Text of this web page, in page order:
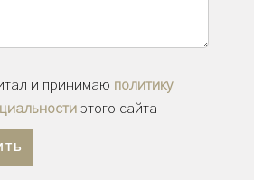
и принимаю политику
этого сайта